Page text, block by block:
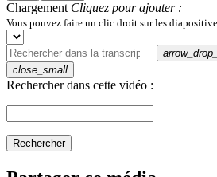
Chargement Cliquez pour ajouter :
Vous pouvez faire un clic droit sur les
close_small
Rechercher dans cette vidéo :
Rechercher